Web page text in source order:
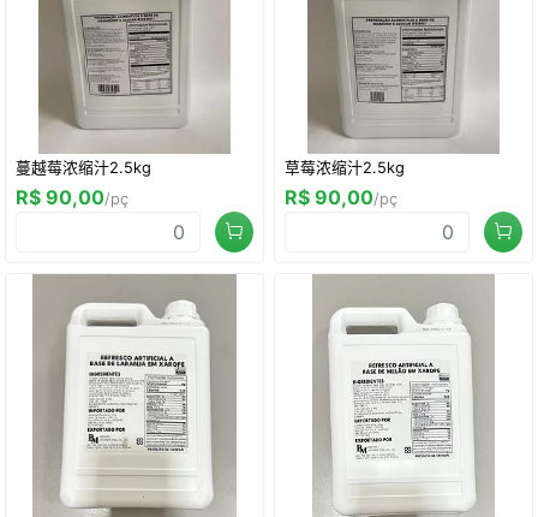
蔓越莓浓缩汁2.5kg
R$ 90,00/pç
草莓浓缩汁2.5kg
R$ 90,00/pç